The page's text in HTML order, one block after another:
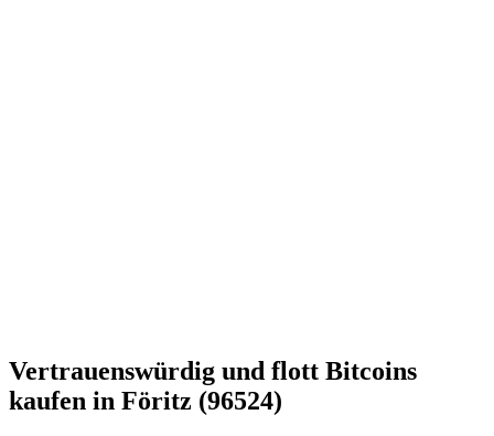
Vertrauenswürdig und flott Bitcoins
kaufen in Föritz (96524)